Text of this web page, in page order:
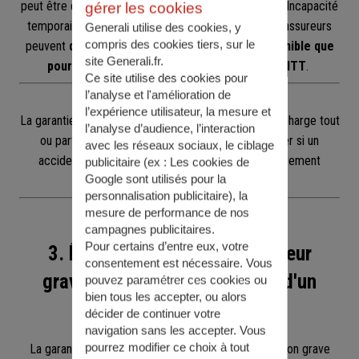
peut être conditionné à la souscription de la garantie Incapacité
temporaire de travail (ITT). Autrement dit, certains assureurs
peuvent décider que la garantie AAF n’est disponible que
pour les assurés ayant souscrit la garantie ITT
Bon à savoir
La garantie ITT de l’assurance emprunteur prend en charge tout
ou partie des mensualités de votre prêt immobilier si un
accident ou une maladie vous empêche temporairement
d'exercer votre activité professionnelle.
3. Être parent d'un enfant mineur
gravement malade ou victime d'un
accident de la vie
La garantie vise les parents confrontés à une situation grave
gérer les cookies
Generali utilise des cookies, y
compris des cookies tiers, sur le
site Generali.fr.
Ce site utilise des cookies pour
l’analyse et l'amélioration de
l’expérience utilisateur, la mesure et
l’analyse d’audience, l’interaction
avec les réseaux sociaux, le ciblage
publicitaire (ex : Les cookies de
Google sont utilisés pour la
personnalisation publicitaire), la
mesure de performance de nos
campagnes publicitaires.
Pour certains d’entre eux, votre
consentement est nécessaire. Vous
pouvez paramétrer ces cookies ou
bien tous les accepter, ou alors
décider de continuer votre
navigation sans les accepter. Vous
pourrez modifier ce choix à tout